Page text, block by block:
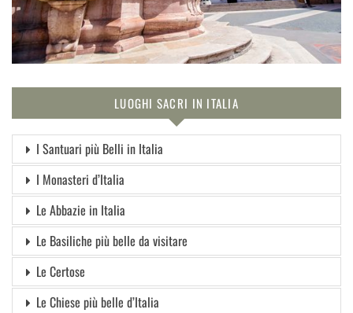
LUOGHI SACRI IN ITALIA
I Santuari più Belli in Italia
I Monasteri d’Italia
Le Abbazie in Italia
Le Basiliche più belle da visitare
Le Certose
Le Chiese più belle d’Italia